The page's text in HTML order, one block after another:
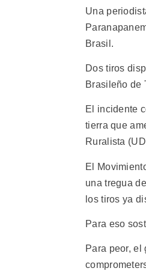
Una
Brasil.
Dos tiros
Brasileño de
El incidente
tierra que
Ruralista
El
una tregua
los tiros ya
Para eso
Para peor,